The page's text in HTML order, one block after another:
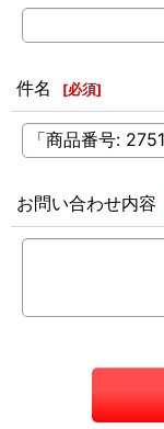
件名 [必須]
お問い合わせ内容